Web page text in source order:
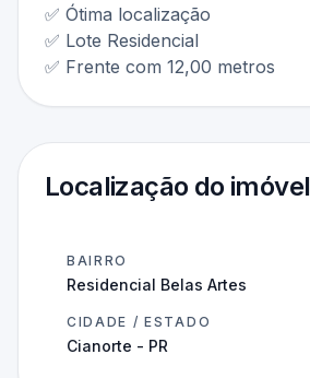
✅ Ótima localização
✅ Lote Residencial
✅ Frente com 12,00 metros
Localização do imóvel
BAIRRO
Residencial Belas Artes
CIDADE / ESTADO
Cianorte - PR